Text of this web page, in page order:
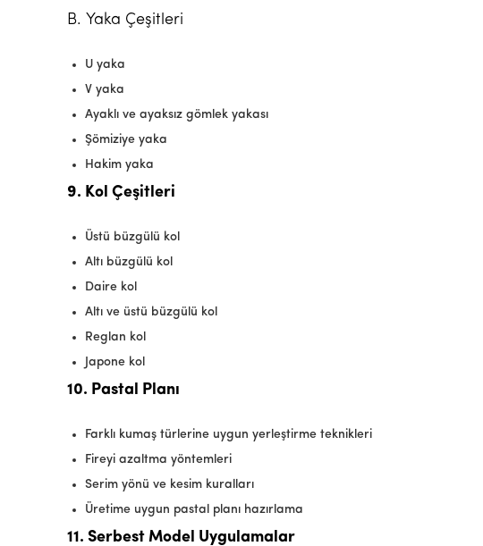
B. Yaka Çeşitleri
U yaka
V yaka
Ayaklı ve ayaksız gömlek yakası
Şömiziye yaka
Hakim yaka
9. Kol Çeşitleri
Üstü büzgülü kol
Altı büzgülü kol
Daire kol
Altı ve üstü büzgülü kol
Reglan kol
Japone kol
10. Pastal Planı
Farklı kumaş türlerine uygun yerleştirme teknikleri
Fireyi azaltma yöntemleri
Serim yönü ve kesim kuralları
Üretime uygun pastal planı hazırlama
11. Serbest Model Uygulamalar